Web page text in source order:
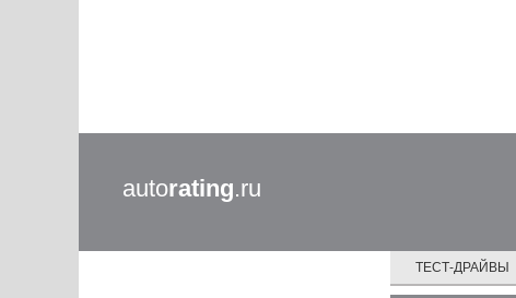
autorating.ru
ТЕСТ-ДРАЙВЫ